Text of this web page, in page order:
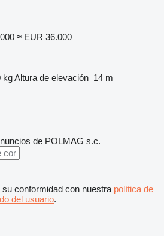
≈ EUR 36.000
kgAltura de elevación 14 m
de POLMAG s.c.
conformidad con nuestra política de
del usuario.